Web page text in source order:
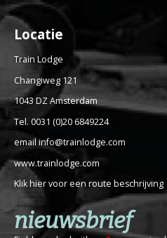
Locatie
Train Lodge
Changiweg 121
1043 DZ Amsterdam
Tel. 0031 (0)20 6849224
email info@trainlodge.com
www.trainlodge.com
Klik hier voor een route beschrijving
nieuwsbrief